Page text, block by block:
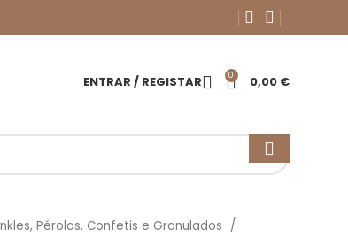
ENTRAR / REGISTAR 0 0,00 €
Pérolas, Confetis e Granulados